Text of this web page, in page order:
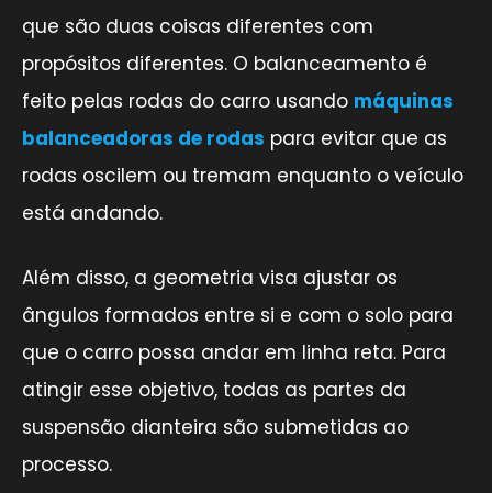
que são duas coisas diferentes com
propósitos diferentes. O balanceamento é
feito pelas rodas do carro usando máquinas
balanceadoras de rodas para evitar que as
rodas oscilem ou tremam enquanto o veículo
está andando.
Além disso, a geometria visa ajustar os
ângulos formados entre si e com o solo para
que o carro possa andar em linha reta. Para
atingir esse objetivo, todas as partes da
suspensão dianteira são submetidas ao
processo.